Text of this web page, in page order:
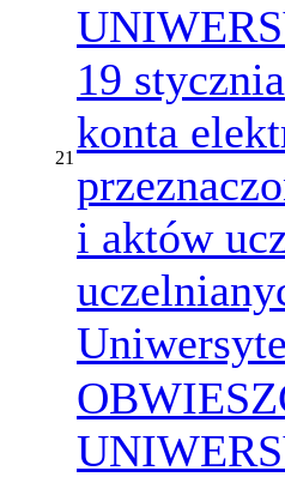
21
19
konta
i aktów